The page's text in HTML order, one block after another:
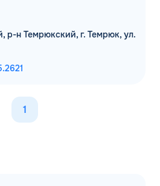
р-н Темрюкский, г. Темрюк, ул.
1